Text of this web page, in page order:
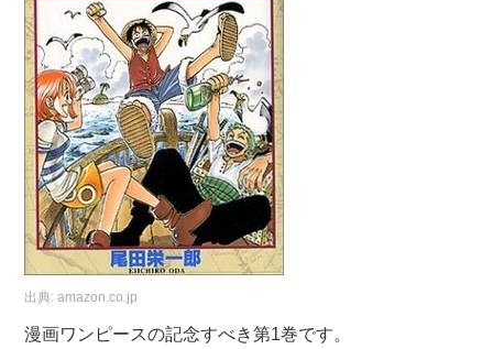
出典:amazon.co.jp
漫画ワンピースの記念すべき第1巻です。